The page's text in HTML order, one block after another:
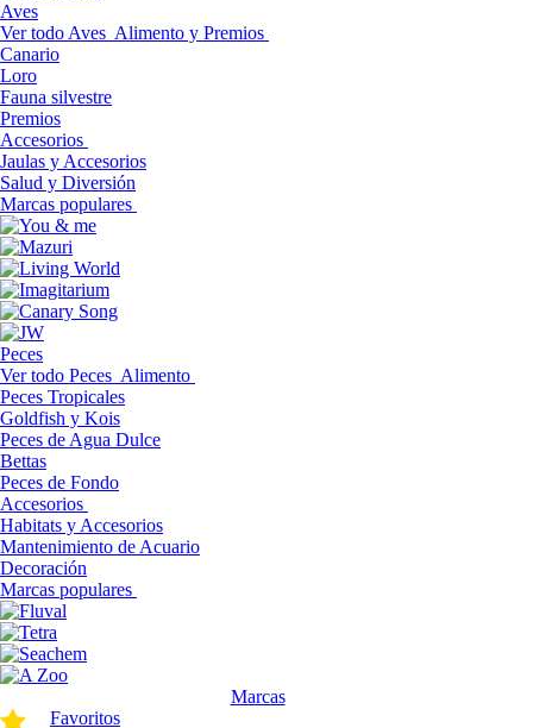
Aves
Ver todo Aves Alimento y Premios
Canario
Loro
Fauna silvestre
Premios
Accesorios
Jaulas y Accesorios
Salud y Diversión
Marcas populares
Peces
Ver todo Peces Alimento
Peces Tropicales
Goldfish y Kois
Peces de Agua Dulce
Bettas
Peces de Fondo
Accesorios
Habitats y Accesorios
Mantenimiento de Acuario
Decoración
Marcas populares
Marcas
Favoritos